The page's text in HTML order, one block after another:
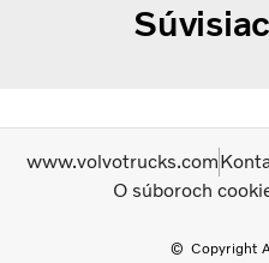
Copyright
www.volvotrucks.com
O súboroch